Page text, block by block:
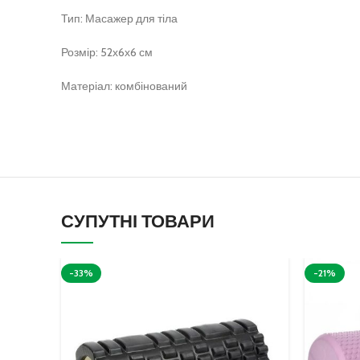
Тип: Масажер для тіла
Розмір: 52х6х6 см
Матеріал: комбінований
СУПУТНІ ТОВАРИ
-33% -21%